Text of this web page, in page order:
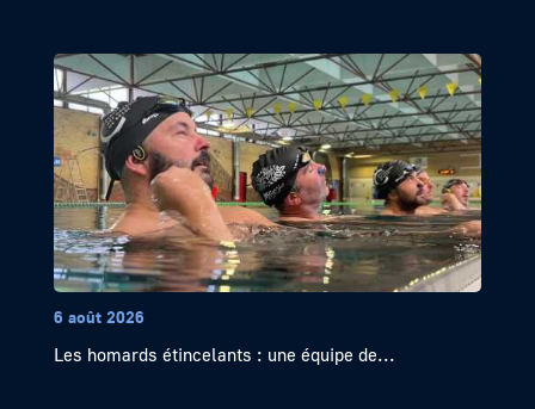
6 août 2026
Les homards étincelants : une équipe de...